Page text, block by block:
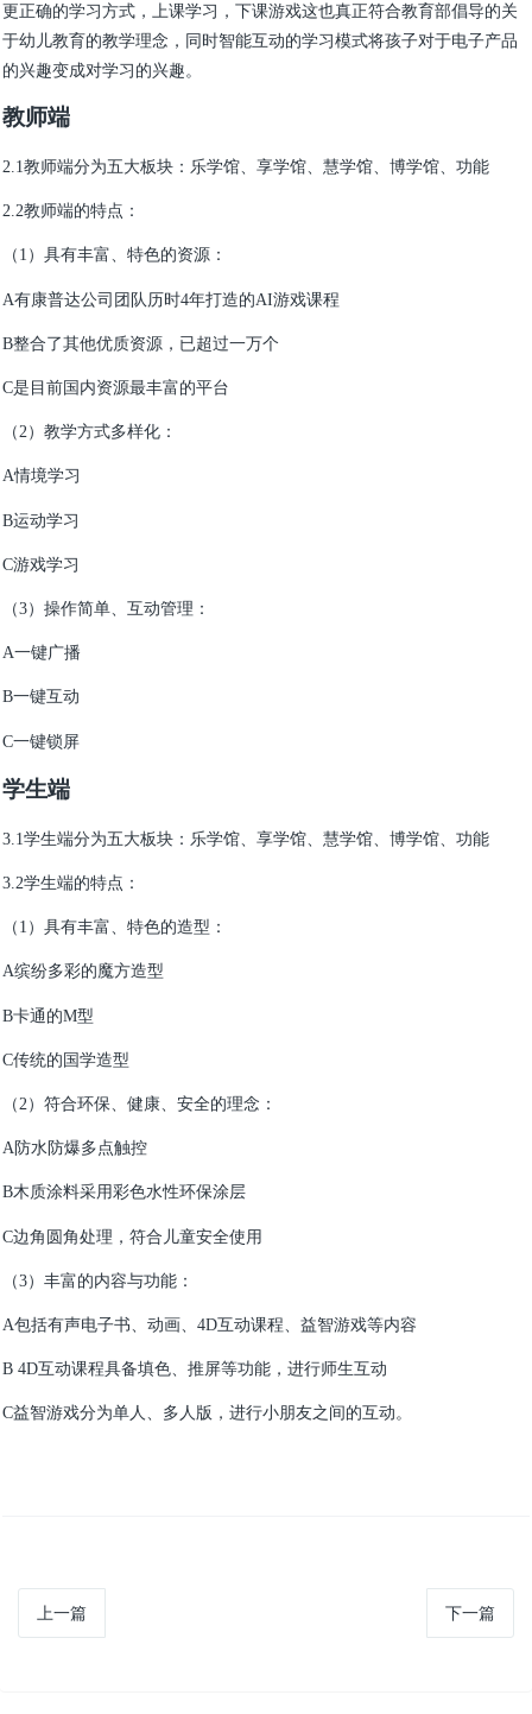
更正确的学习方式，上课学习，下课游戏这也真正符合教育部倡导的关
于幼儿教育的教学理念，同时智能互动的学习模式将孩子对于电子产品
的兴趣变成对学习的兴趣。
教师端
2.1教师端分为五大板块：乐学馆、享学馆、慧学馆、博学馆、功能
2.2教师端的特点：
（1）具有丰富、特色的资源：
A有康普达公司团队历时4年打造的AI游戏课程
B整合了其他优质资源，已超过一万个
C是目前国内资源最丰富的平台
（2）教学方式多样化：
A情境学习
B运动学习
C游戏学习
（3）操作简单、互动管理：
A一键广播
B一键互动
C一键锁屏
学生端
3.1 学生端分为五大板块：乐学馆、享学馆、慧学馆、博学馆、功能
3.2学生端的特点：
（1）具有丰富、特色的造型：
A缤纷多彩的魔方造型
B卡通的M型
C传统的国学造型
（2）符合环保、健康、安全的理念：
A防水防爆多点触控
B木质涂料采用彩色水性环保涂层
C边角圆角处理，符合儿童安全使用
（3）丰富的内容与功能：
A包括有声电子书、动画、4D互动课程、益智游戏等内容
B 4D互动课程具备填色、推屏等功能，进行师生互动
C益智游戏分为单人、多人版，进行小朋友之间的互动。
上一篇 下一篇